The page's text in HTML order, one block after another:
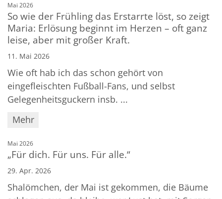
Mai 2026:
So wie der Frühling das Erstarrte löst, so zeigt
Maria: Erlösung beginnt im Herzen – oft ganz
leise, aber mit großer Kraft.
11. Mai 2026
Wie oft hab ich das schon gehört von
eingefleischten Fußball-Fans, und selbst
Gelegenheitsguckern insb. ...
Mehr
Mai 2026:
„Für dich. Für uns. Für alle.“
29. Apr. 2026
Shalömchen, der Mai ist gekommen, die Bäume